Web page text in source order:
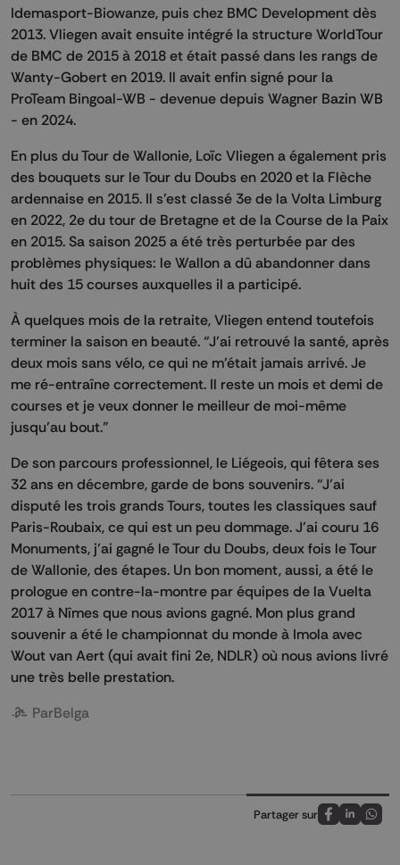
Idemasport-Biowanze, puis chez BMC Development dès
2013. Vliegen avait ensuite intégré la structure WorldTour
de BMC de 2015 à 2018 et était passé dans les rangs de
Wanty-Gobert en 2019. Il avait enfin signé pour la
ProTeam Bingoal-WB - devenue depuis Wagner Bazin WB
- en 2024.
En plus du Tour de Wallonie, Loïc Vliegen a également pris
des bouquets sur le Tour du Doubs en 2020 et la Flèche
ardennaise en 2015. Il s’est classé 3e de la Volta Limburg
en 2022, 2e du tour de Bretagne et de la Course de la Paix
en 2015. Sa saison 2025 a été très perturbée par des
problèmes physiques: le Wallon a dû abandonner dans
huit des 15 courses auxquelles il a participé.
À quelques mois de la retraite, Vliegen entend toutefois
terminer la saison en beauté. “J’ai retrouvé la santé, après
deux mois sans vélo, ce qui ne m’était jamais arrivé. Je
me ré-entraîne correctement. Il reste un mois et demi de
courses et je veux donner le meilleur de moi-même
jusqu’au bout.”
De son parcours professionnel, le Liégeois, qui fêtera ses
32 ans en décembre, garde de bons souvenirs. “J’ai
disputé les trois grands Tours, toutes les classiques sauf
Paris-Roubaix, ce qui est un peu dommage. J’ai couru 16
Monuments, j’ai gagné le Tour du Doubs, deux fois le Tour
de Wallonie, des étapes. Un bon moment, aussi, a été le
prologue en contre-la-montre par équipes de la Vuelta
2017 à Nîmes que nous avions gagné. Mon plus grand
souvenir a été le championnat du monde à Imola avec
Wout van Aert (qui avait fini 2e, NDLR) où nous avions livré
une très belle prestation.
ParBelga
Partager sur
Partagez sur
Partagez